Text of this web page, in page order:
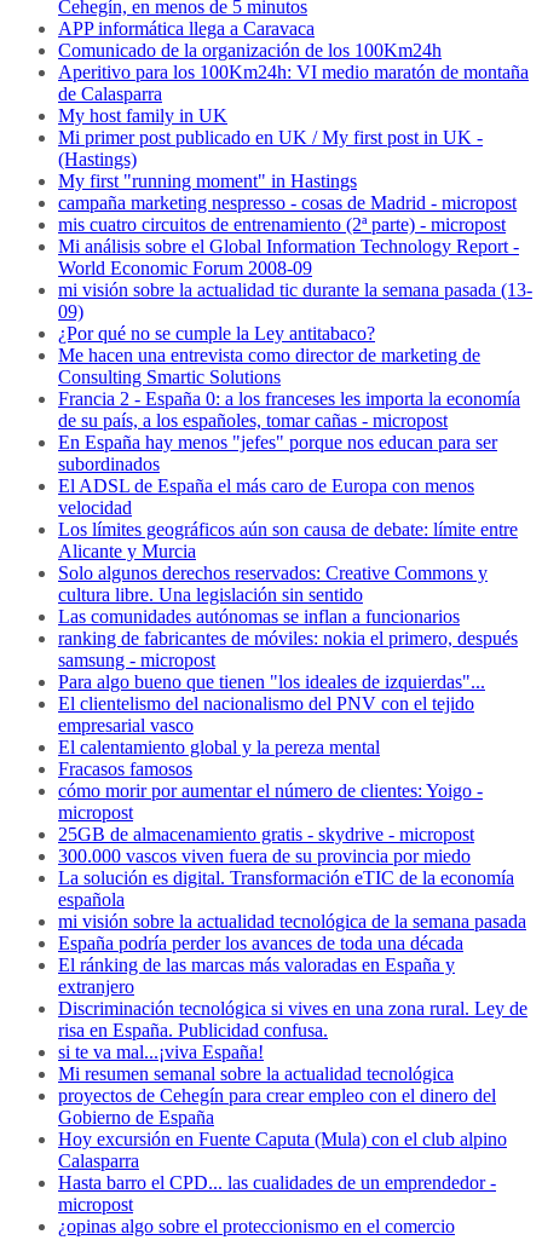
Cehegín, en menos de 5 minutos
APP informática llega a Caravaca
Comunicado de la organización de los 100Km24h
Aperitivo para los 100Km24h: VI medio maratón de montaña
de Calasparra
My host family in UK
Mi primer post publicado en UK / My first post in UK -
(Hastings)
My first "running moment" in Hastings
campaña marketing nespresso - cosas de Madrid - micropost
mis cuatro circuitos de entrenamiento (2ª parte) - micropost
Mi análisis sobre el Global Information Technology Report -
World Economic Forum 2008-09
mi visión sobre la actualidad tic durante la semana pasada (13-
09)
¿Por qué no se cumple la Ley antitabaco?
Me hacen una entrevista como director de marketing de
Consulting Smartic Solutions
Francia 2 - España 0: a los franceses les importa la economía
de su país, a los españoles, tomar cañas - micropost
En España hay menos "jefes" porque nos educan para ser
subordinados
El ADSL de España el más caro de Europa con menos
velocidad
Los límites geográficos aún son causa de debate: límite entre
Alicante y Murcia
Solo algunos derechos reservados: Creative Commons y
cultura libre. Una legislación sin sentido
Las comunidades autónomas se inflan a funcionarios
ranking de fabricantes de móviles: nokia el primero, después
samsung - micropost
Para algo bueno que tienen "los ideales de izquierdas"...
El clientelismo del nacionalismo del PNV con el tejido
empresarial vasco
El calentamiento global y la pereza mental
Fracasos famosos
cómo morir por aumentar el número de clientes: Yoigo -
micropost
25GB de almacenamiento gratis - skydrive - micropost
300.000 vascos viven fuera de su provincia por miedo
La solución es digital. Transformación eTIC de la economía
española
mi visión sobre la actualidad tecnológica de la semana pasada
España podría perder los avances de toda una década
El ránking de las marcas más valoradas en España y
extranjero
Discriminación tecnológica si vives en una zona rural. Ley de
risa en España. Publicidad confusa.
si te va mal...¡viva España!
Mi resumen semanal sobre la actualidad tecnológica
proyectos de Cehegín para crear empleo con el dinero del
Gobierno de España
Hoy excursión en Fuente Caputa (Mula) con el club alpino
Calasparra
Hasta barro el CPD... las cualidades de un emprendedor -
micropost
¿opinas algo sobre el proteccionismo en el comercio